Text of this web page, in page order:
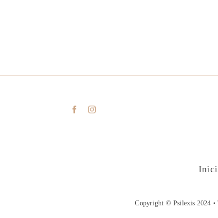
Copyright © Psilexis 2024 •